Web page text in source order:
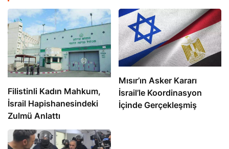
Filistinli Kadın Mahkum,
İsrail Hapishanesindeki
Zulmü Anlattı
Mısır’ın Asker Kararı
İsrail’le Koordinasyon
İçinde Gerçekleşmiş